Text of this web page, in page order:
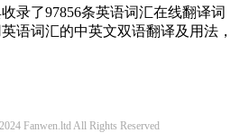
录了97856条英语词汇在线翻译词
语词汇的中英文双语翻译及用法，
Fanwen.ltd All Rights Reserved